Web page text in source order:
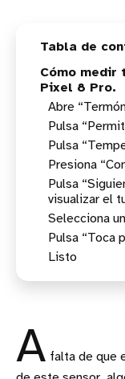
Cómo medir
Pixel 8 Pro.
Abre
Pulsa
Pulsa
Presiona
Pulsa
visualizar el
Selecciona
Pulsa “Toca
Listo
A falta de que